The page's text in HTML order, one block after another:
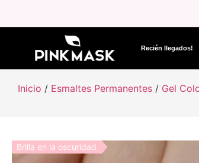
Recién llegados!
Inicio / Esmaltes Permanentes / Gel
Brilla en la oscuridad